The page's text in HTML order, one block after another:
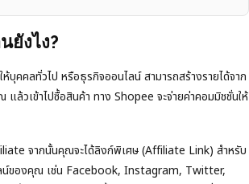
ยังไง?
คลทั่วไป หรือธุรกิจออนไลน์ สามารถสร้างรายได้จาก
วเข้าไปซื้อสินค้า ทาง Shopee จะจ่ายค่าคอมมิชชั่นให้
จากนั้นคุณจะได้ลิงก์พิเศษ (Affiliate Link) สำหรับ
น์ของคุณ เช่น Facebook, Instagram, Twitter,